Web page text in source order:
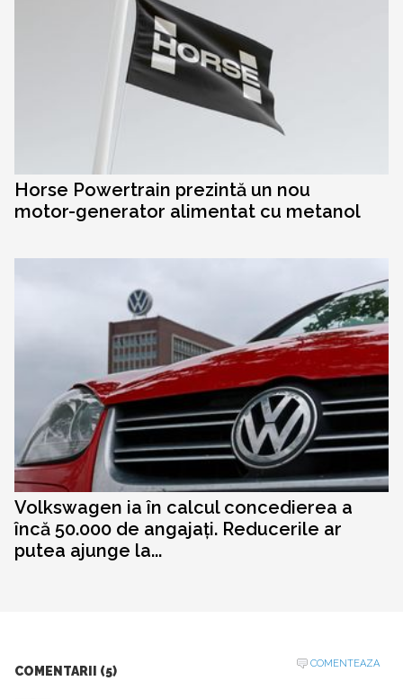
Horse Powertrain prezintă un nou
motor-generator alimentat cu metanol
Volkswagen ia în calcul concedierea a
încă 50.000 de angajați. Reducerile ar
putea ajunge la...
COMENTARII (5)
COMENTEAZA